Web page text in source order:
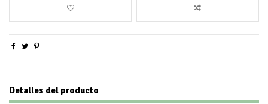
Detalles del producto